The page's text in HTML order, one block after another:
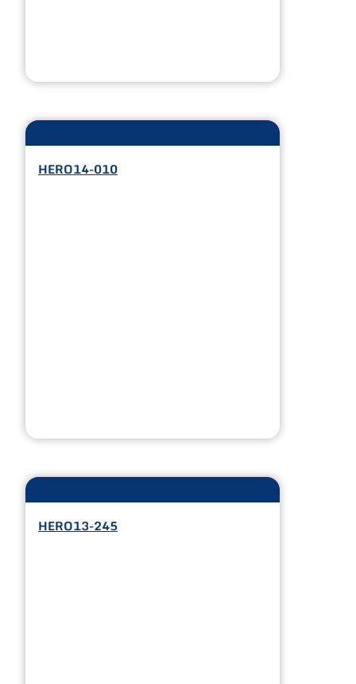
HERO14-010
HERO13-245